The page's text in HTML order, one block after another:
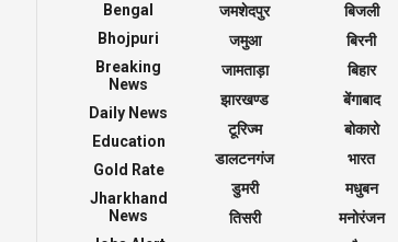
Bengal
Bhojpuri
Breaking
News
Daily News
Education
Gold Rate
Jharkhand
News
जमशेदपुर
जमुआ
जामताड़ा
झारखण्ड
टूरिज्म
डालटनगंज
डुमरी
तिसरी
बिजली
बिरनी
बिहार
बेंगाबाद
बोकारो
भारत
मधुबन
मनोरंजन